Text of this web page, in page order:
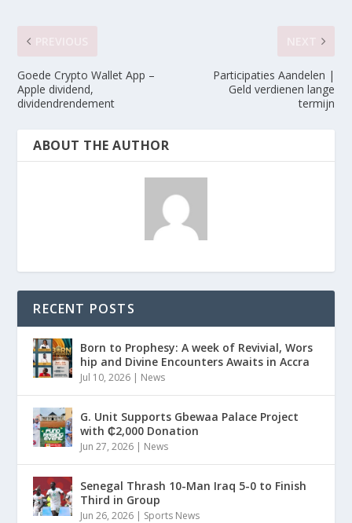
Goede Crypto Wallet App –
Apple dividend,
dividendrendement
Participaties Aandelen |
Geld verdienen lange
termijn
ABOUT THE AUTHOR
RECENT POSTS
Born to Prophesy: A week of Revivial, Wors
hip and Divine Encounters Awaits in Accra
Jul 10, 2026 | News
G. Unit Supports Gbewaa Palace Project
with ₵2,000 Donation
Jun 27, 2026 | News
Senegal Thrash 10-Man Iraq 5-0 to Finish
Third in Group
Jun 26, 2026 | Sports News